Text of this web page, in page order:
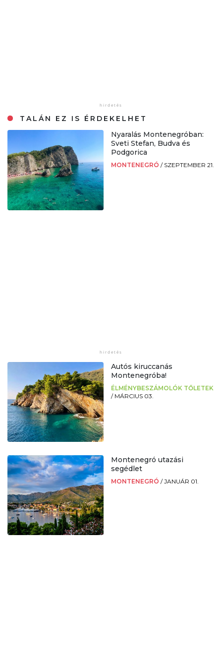
TALÁN EZ IS ÉRDEKELHET
Nyaralás Montenegróban:
Sveti Stefan, Budva és
Podgorica
MONTENEGRÓ / SZEPTEMBER 21.
Autós kiruccanás
Montenegróba!
ÉLMÉNYBESZÁMOLÓK TŐLETEK
/ MÁRCIUS 03.
Montenegró utazási
segédlet
MONTENEGRÓ /JANUÁR 01.